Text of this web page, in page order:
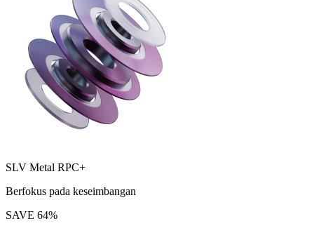
SLV Metal RPC+
Berfokus pada keseimbangan
SAVE 64%